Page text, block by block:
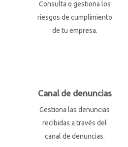
Consulta o gestiona los
riesgos de cumplimiento
de tu empresa.
Canal de denuncias
Gestiona las denuncias
recibidas a través del
canal de denuncias.